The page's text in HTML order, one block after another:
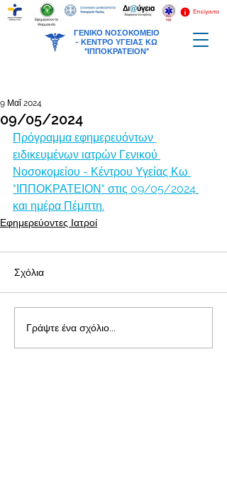
ΓΕΝΙΚΟ ΝΟΣΟΚΟΜΕΙΟ
- ΚΕΝΤΡΟ ΥΓΕΙΑΣ ΚΩ
"ΙΠΠΟΚΡΑΤΕΙΟΝ"
Επείγοντα
Εφημερεύοντα
Φαρμακεία
09/05/2024
9 Μαΐ 2024
Πρόγραμμα εφημερευόντων
ειδικευμένων ιατρών Γενικού
Νοσοκομείου - Κέντρου Υγείας Κω
"ΙΠΠΟΚΡΑΤΕΙΟΝ" στις 09/05/2024
και ημέρα Πέμπτη.
Εφημερεύοντες Ιατροί
Σχόλια
Γράψτε ένα σχόλιο...